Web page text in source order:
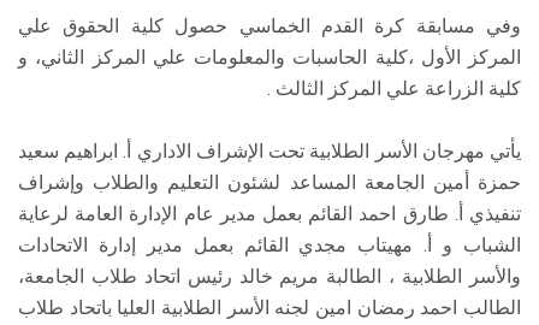
وفي مسابقة كرة القدم الخماسي حصول كلية الحقوق علي
المركز الأول ،كلية الحاسبات والمعلومات علي المركز الثاني، و
كلية الزراعة علي المركز الثالث .
يأتي مهرجان الأسر الطلابية تحت الإشراف الاداري أ. ابراهيم سعيد
حمزة أمين الجامعة المساعد لشئون التعليم والطلاب وإشراف
تنفيذي أ. طارق احمد القائم بعمل مدير عام الإدارة العامة لرعاية
الشباب و أ. مهيتاب مجدي القائم بعمل مدير إدارة الاتحادات
والأسر الطلابية ، الطالبة مريم خالد رئيس اتحاد طلاب الجامعة،
الطالب احمد رمضان امين لجنه الأسر الطلابية العليا باتحاد طلاب